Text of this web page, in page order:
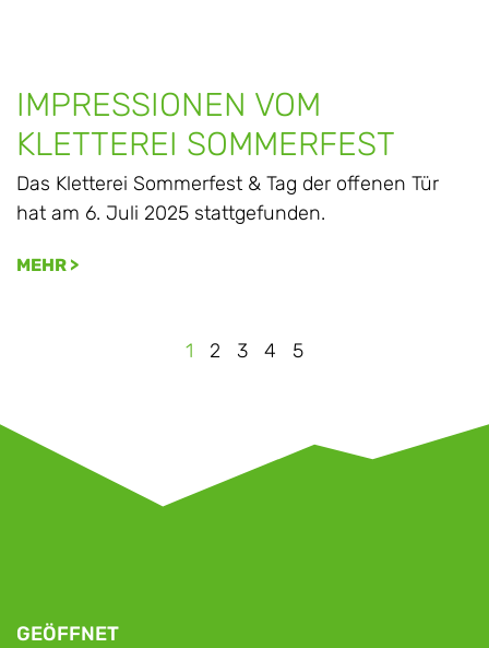
IMPRESSIONEN VOM
KLETTEREI SOMMERFEST
Das Kletterei Sommerfest & Tag der offenen Tür
hat am 6. Juli 2025 stattgefunden.
MEHR >
1 2 3 4 5
GEÖFFNET